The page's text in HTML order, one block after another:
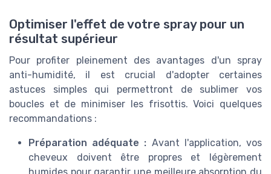
Optimiser l'effet de votre spray pour un
résultat supérieur
Pour profiter pleinement des avantages d'un spray
anti-humidité, il est crucial d'adopter certaines
astuces simples qui permettront de sublimer vos
boucles et de minimiser les frisottis. Voici quelques
recommandations :
Préparation adéquate : Avant l'application, vos
cheveux doivent être propres et légèrement